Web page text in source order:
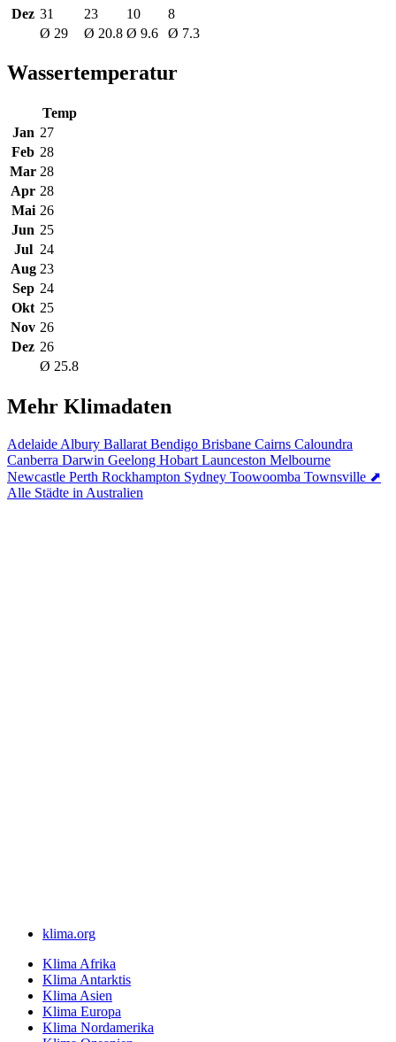
Dez 31 23 10
8
Ø 29
Ø 20.8 Ø 9.6 Ø 7.3
Wassertemperatur
Temp
Jan 27
Feb 28
Mar 28
Apr 28
Mai 26
Jun 25
Jul 24
Aug 23
Sep 24
Okt 25
Nov 26
Dez 26
Ø 25.8
Mehr Klimadaten
Adelaide Albury Ballarat Bendigo Brisbane Cairns Caloundra
Canberra Darwin Geelong Hobart Launceston Melbourne
Newcastle Perth Rockhampton Sydney Toowoomba Townsville ⬈
Alle Städte in Australien
klima.org
Klima Afrika
Klima Antarktis
Klima Asien
Klima Europa
Klima Nordamerika